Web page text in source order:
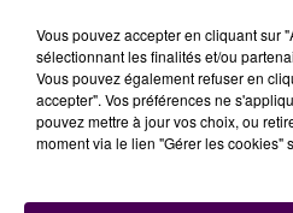
À LA UNE
Vous pouvez accepter en cliquant sur
sélectionnant les finalités et/ou
Vous pouvez également refuser en
accepter". Vos préférences ne
pouvez mettre à jour vos choix, ou
moment via le lien "Gérer les cookies"